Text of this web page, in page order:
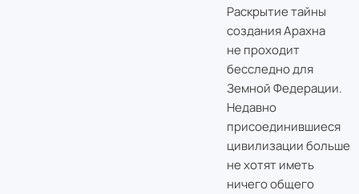
Раскрытие тайны
создания Арахна
не проходит
бесследно для
Земной Федерации.
Недавно
присоединившиеся
цивилизации больше
не хотят иметь
ничего общего